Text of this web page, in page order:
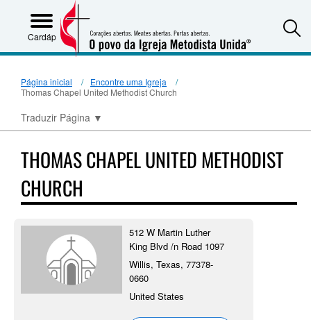
Cardápio
Página inicial
Encontre uma Igreja
Thomas Chapel United Methodist Church
Traduzir Página ▼
THOMAS CHAPEL UNITED METHODIST
CHURCH
512 W Martin Luther
King Blvd /n Road 1097
Willis, Texas, 77378-
0660
United States